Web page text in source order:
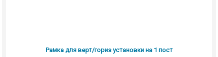
Рамка для верт/гориз установки на 1 пост